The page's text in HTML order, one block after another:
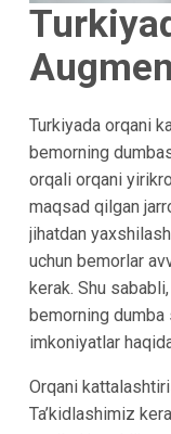
Turkiyada orqani
bemorning
orqali orqani
maqsad qilgan
jihatdan
uchun bemorlar
kerak. Shu
bemorning dumba
imkoniyatlar
Orqani
Ta’kidlashimiz